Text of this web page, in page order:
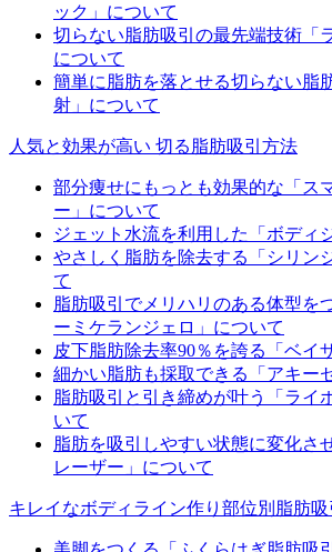
ック」について
切らない脂肪吸引の最先端技術「
について
簡単に脂肪を落とせる切らない脂
射」について
人気と効果が高い 切る脂肪吸引方法
部分痩せにもっとも効果的な「ス
ー」について
ジェット水流を利用した「ボディ
やさしく脂肪を除去する「シリン
て
脂肪吸引でメリハリのある体型を
ーミケランジェロ」について
皮下脂肪除去率90％を誇る「ベイ
細かい脂肪も採取できる「アキー
脂肪吸引と引き締めが叶う「ライ
いて
脂肪を吸引しやすい状態に変化さ
レーザー」について
キレイなボディライン作り部位別脂肪吸